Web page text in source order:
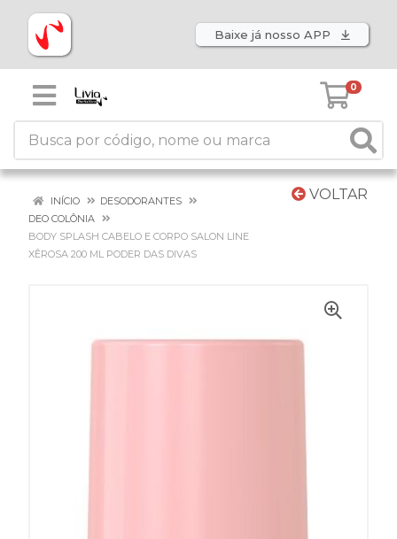
Baixe já nosso APP
0
VOLTAR
INÍCIO
DESODORANTES
DEO COLÔNIA
BODY SPLASH CABELO E CORPO SALON LINE
XÊROSA 200 ML PODER DAS DIVAS